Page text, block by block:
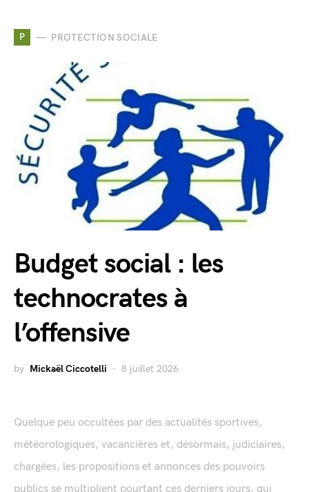
P PROTECTION SOCIALE
Budget social : les
technocrates à
l’offensive
by Mickaël Ciccotelli 8 juillet 2026
Quelque peu occultées par des actualités sportives,
météorologiques, vacancières et, désormais, judiciaires,
chargées, les propositions et annonces des pouvoirs
publics se multiplient pourtant ces derniers jours, qui